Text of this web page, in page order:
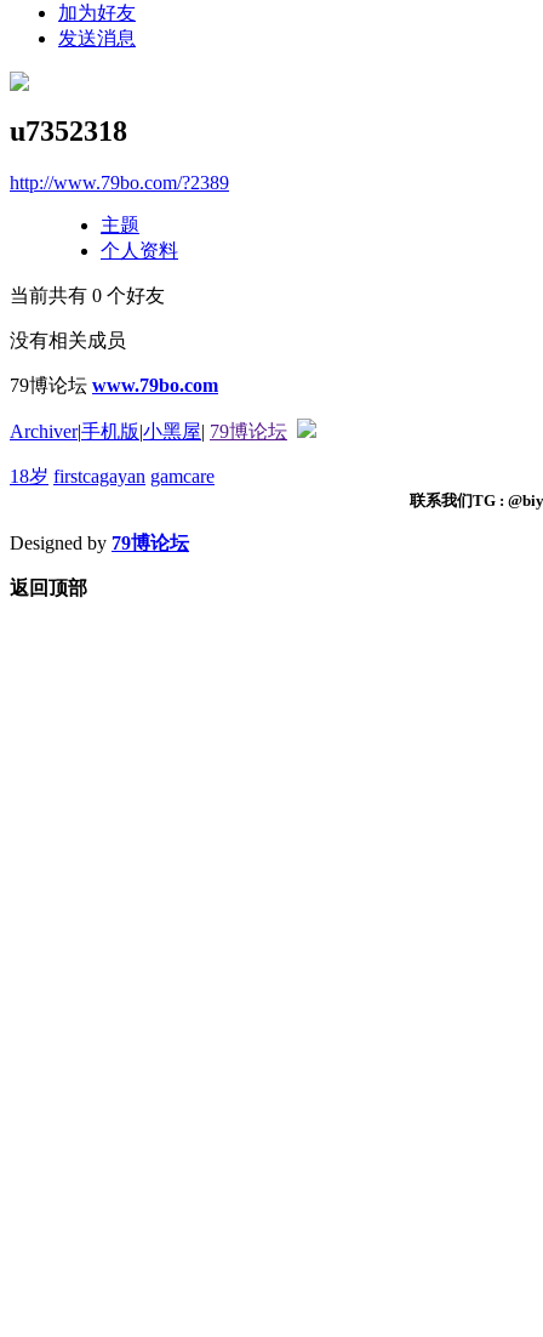
加为好友
发送消息
u7352318
http://www.79bo.com/?2389
主题
个人资料
当前共有 0 个好友
没有相关成员
79博论坛 www.79bo.com
Archiver|手机版|小黑屋| 79博论坛
18岁 firstcagayan gamcare
联系我们TG :
Designed by 79博论坛
返回顶部